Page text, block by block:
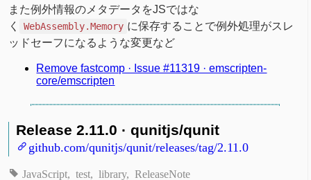
また例外情報のメタデータをJSではな
く
WebAssembly.Memory に保存することで例外処理がスレ
ッドセーフになるような変更など
Remove fastcomp · Issue #11319 · emscripten-
core/emscripten
Release 2.11.0 · qunitjs/qunit
github.com/qunitjs/qunit/releases/tag/2.11.0
JavaScript test library ReleaseNote